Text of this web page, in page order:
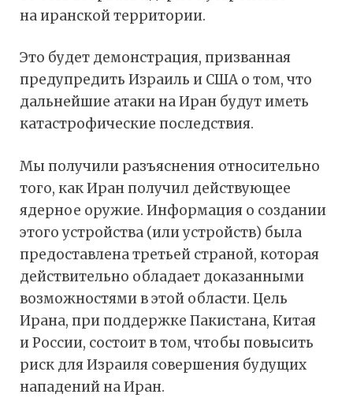
на иранской территории.
Это будет демонстрация, призванная
предупредить Израиль и США о том, что
дальнейшие атаки на Иран будут иметь
катастрофические последствия.
Мы получили разъяснения относительно
того, как Иран получил действующее
ядерное оружие. Информация о создании
этого устройства (или устройств) была
предоставлена третьей страной, которая
действительно обладает доказанными
возможностями в этой области. Цель
Ирана, при поддержке Пакистана, Китая
и России, состоит в том, чтобы повысить
риск для Израиля совершения будущих
нападений на Иран.